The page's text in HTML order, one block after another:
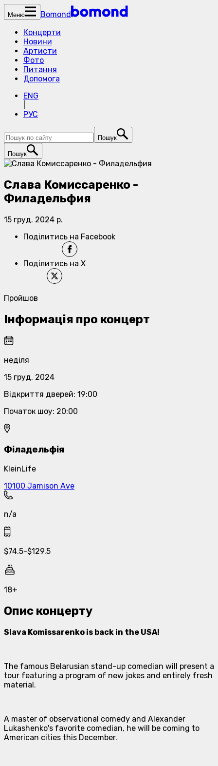
Меню
Bomond
Концерти
Новини
Артисти
Фото
Питання
Допомога
ENG
РУС
Пошук
Пошук
Слава Комиссаренко -
Филадельфия
15 груд. 2024 р.
Поділитись на Facebook
Поділитись на X
Пройшов
Інформація про концерт
неділя
15 груд. 2024
Відкриття дверей: 19:00
Початок шоу: 20:00
Філадельфія
KleinLife
10100 Jamison Ave
n/a
$74.5-$129.5
18+
Опис концерту
Slava Komissarenko is back in the USA!
The famous Belarusian stand-up comedian will present a
tour featuring a program of new jokes and entirely fresh
material.
A master of observational comedy and Alexander
Lukashenko's favorite comedian, he will be coming to
American cities this December.